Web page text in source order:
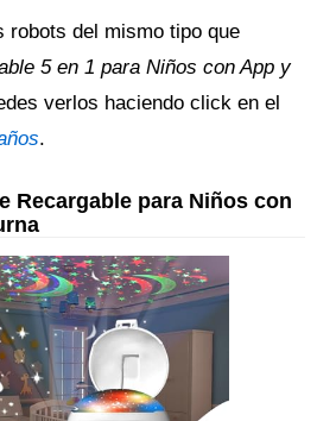
robots del mismo tipo que
5 en 1 para Niños con App y
verlos haciendo click en el
.
Recargable para Niños con